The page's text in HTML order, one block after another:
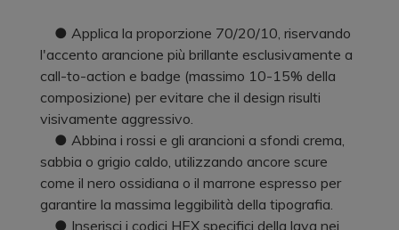
● Applica la proporzione 70/20/10, riservando
l'accento arancione più brillante esclusivamente a
call-to-action e badge (massimo 10-15% della
composizione) per evitare che il design risulti
visivamente aggressivo.
● Abbina i rossi e gli arancioni a sfondi crema,
sabbia o grigio caldo, utilizzando ancore scure
come il nero ossidiana o il marrone espresso per
garantire la massima leggibilità della tipografia.
● Inserisci i codici HEX specifici della lava nei